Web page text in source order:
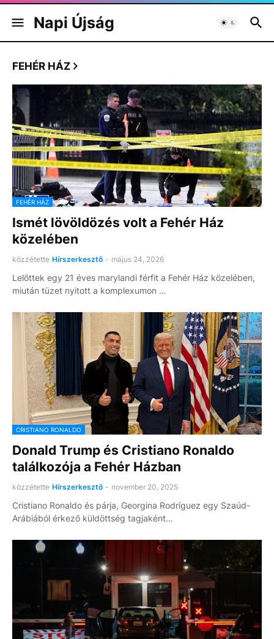
Napi Újság
FEHÉR HÁZ
FEHÉR HÁZ
Ismét lövöldözés volt a Fehér Ház
közelében
közzétette Hírszerkesztő - május 24, 2026
Lelőttek egy 21 éves marylandi férfit a Fehér Ház közelében,
miután tüzet nyitott a komplexumon …
CRISTIANO RONALDO
Donald Trump és Cristiano Ronaldo
találkozója a Fehér Házban
közzétette Hírszerkesztő - november 20, 2025
Cristiano Ronaldo és párja, Georgina Rodríguez egy Szaúd-
Arábiából érkező küldöttség tagjaként…